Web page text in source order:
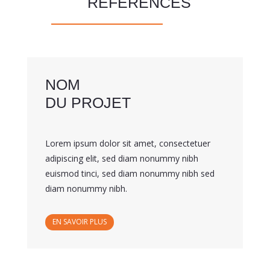
NOM
DU PROJET
Lorem ipsum dolor sit amet, consectetuer
adipiscing elit, sed diam nonummy nibh
euismod tinci, sed diam nonummy nibh sed
diam nonummy nibh.
EN SAVOIR PLUS